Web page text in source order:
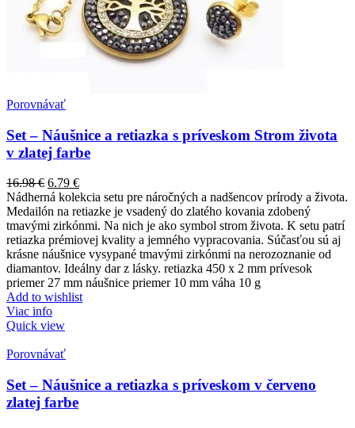
Porovnávať
Set – Náušnice a retiazka s príveskom Strom života
v zlatej farbe
16.98€ 6.79 €
Nádherná kolekcia setu pre náročných a nadšencov prírody a života.
Medailón na retiazke je vsadený do zlatého kovania zdobený
tmavými zirkónmi. Na nich je ako symbol strom života. K setu patrí
retiazka prémiovej kvality a jemného vypracovania. Súčasťou sú aj
krásne náušnice vysypané tmavými zirkónmi na nerozoznanie od
diamantov. Ideálny dar z lásky. retiazka 450 x 2 mm prívesok
priemer 27 mm náušnice priemer 10 mm váha 10 g
Add to wishlist
Viac info
Quick view
Porovnávať
Set – Náušnice a retiazka s príveskom v červeno
zlatej farbe